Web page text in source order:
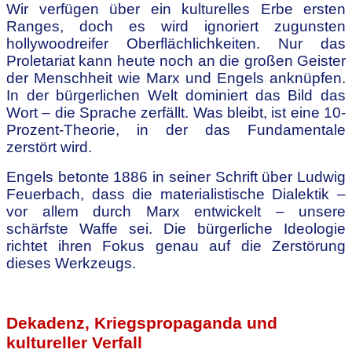
Wir verfügen über ein kulturelles Erbe ersten
Ranges, doch es wird ignoriert zugunsten
hollywoodreifer Oberflächlichkeiten. Nur das
Proletariat kann heute noch an die großen Geister
der Menschheit wie Marx und Engels anknüpfen.
In der bürgerlichen Welt dominiert das Bild das
Wort – die Sprache zerfällt. Was bleibt, ist eine 10-
Prozent-Theorie, in der das Fundamentale
zerstört wird.
Engels betonte 1886 in seiner Schrift über Ludwig
Feuerbach, dass die materialistische Dialektik –
vor allem durch Marx entwickelt – unsere
schärfste Waffe sei. Die bürgerliche Ideologie
richtet ihren Fokus genau auf die Zerstörung
dieses Werkzeugs.
Dekadenz, Kriegspropaganda und
kultureller Verfall